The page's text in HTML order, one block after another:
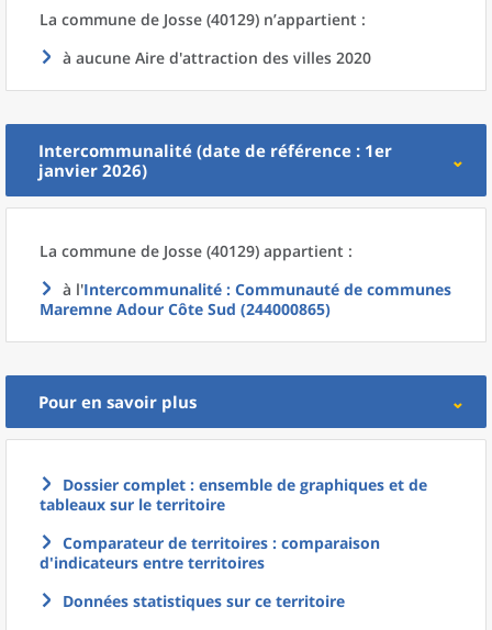
La commune de Josse (40129) n’appartient :
à aucune Aire d'attraction des villes 2020
Intercommunalité (date de référence : 1er
janvier 2026)
La commune de Josse (40129) appartient :
à l'Intercommunalité : Communauté de communes
Maremne Adour Côte Sud (244000865)
Pour en savoir plus
Dossier complet : ensemble de graphiques et de
tableaux sur le territoire
Comparateur de territoires : comparaison
d'indicateurs entre territoires
Données statistiques sur ce territoire